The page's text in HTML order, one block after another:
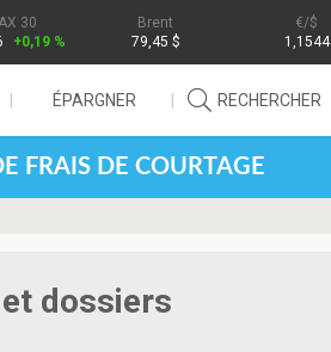
30
+0,19 %
Brent
79,45 $
/$
1,1544
ÉPARGNER RECHERCHER
FRAIS DE COURTAGE
dossiers